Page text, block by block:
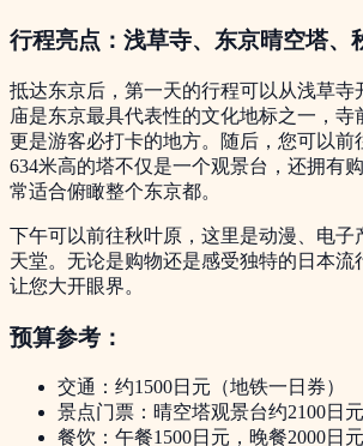
行程亮点：浅草寺、东京晴空塔、
抵达东京后，第一天的行程可以从浅草寺
庙是东京最具代表性的文化地标之一，寺
更是游客必打卡的地方。随后，您可以前
634米高的塔不仅是一个观景台，还拥有
常适合俯瞰整个东京都。
下午可以前往秋叶原，这里是动漫、电子
天堂。无论是购物还是感受独特的日本流
让您大开眼界。
预算参考：
交通：约1500日元（地铁一日券）
景点门票：晴空塔观景台约2100日元
餐饮：午餐1500日元，晚餐2000日元